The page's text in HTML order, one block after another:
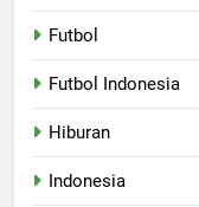
Futbol
Futbol Indonesia
Hiburan
Indonesia